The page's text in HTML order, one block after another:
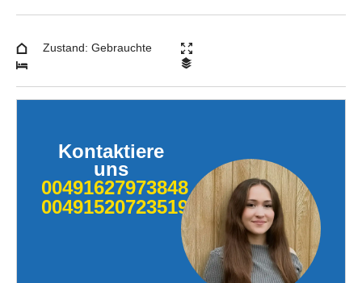
Zustand: Gebrauchte
Kontaktiere
uns
00491627973848
004915207235190